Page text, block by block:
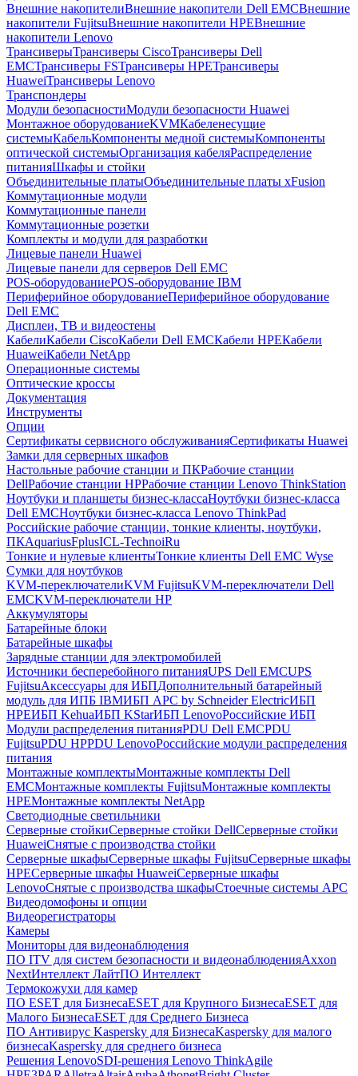
Внешние накопителиВнешние накопители Dell EMCВнешние
накопители FujitsuВнешние накопители HPEВнешние
накопители Lenovo
ТрансиверыТрансиверы CiscoТрансиверы Dell
EMCТрансиверы FSТрансиверы HPEТрансиверы
HuaweiТрансиверы Lenovo
Транспондеры
Модули безопасностиМодули безопасности Huawei
Монтажное оборудованиеKVMКабеленесущие
системыКабельКомпоненты медной системыКомпоненты
оптической системыОрганизация кабеляРаспределение
питанияШкафы и стойки
Объединительные платыОбъединительные платы xFusion
Коммутационные модули
Коммутационные панели
Коммутационные розетки
Комплекты и модули для разработки
Лицевые панели Huawei
Лицевые панели для серверов Dell EMC
POS-оборудованиеPOS-оборудование IBM
Периферийное оборудованиеПериферийное оборудование
Dell EMC
Дисплеи, ТВ и видеостены
КабелиКабели CiscoКабели Dell EMCКабели HPEКабели
HuaweiКабели NetApp
Операционные системы
Оптические кроссы
Документация
Инструменты
Опции
Сертификаты сервисного обслуживанияСертификаты Huawei
Замки для серверных шкафов
Настольные рабочие станции и ПКРабочие станции
DellРабочие станции HPРабочие станции Lenovo ThinkStation
Ноутбуки и планшеты бизнес-классаНоутбуки бизнес-класса
Dell EMCНоутбуки бизнес-класса Lenovo ThinkPad
Российские рабочие станции, тонкие клиенты, ноутбуки,
ПКAquariusFplusICL-TechnoiRu
Тонкие и нулевые клиентыТонкие клиенты Dell EMC Wyse
Сумки для ноутбуков
KVM-переключателиKVM FujitsuKVM-переключатели Dell
EMCKVM-переключатели HP
Аккумуляторы
Батарейные блоки
Батарейные шкафы
Зарядные станции для электромобилей
Источники бесперебойного питанияUPS Dell EMCUPS
FujitsuАксессуары для ИБПДополнительный батарейный
модуль для ИПБ IBMИБП APC by Schneider ElectricИБП
HPEИБП KehuaИБП KStarИБП LenovoРоссийские ИБП
Модули распределения питанияPDU Dell EMCPDU
FujitsuPDU HPPDU LenovoРоссийские модули распределения
питания
Монтажные комплектыМонтажные комплекты Dell
EMCМонтажные комплекты FujitsuМонтажные комплекты
HPEМонтажные комплекты NetApp
Светодиодные светильники
Серверные стойкиСерверные стойки DellСерверные стойки
HuaweiСнятые с производства стойки
Серверные шкафыСерверные шкафы FujitsuСерверные шкафы
HPEСерверные шкафы HuaweiСерверные шкафы
LenovoСнятые с производства шкафыСтоечные системы APC
Видеодомофоны и опции
Видеорегистраторы
Камеры
Мониторы для видеонаблюдения
ПО ITV для систем безопасности и видеонаблюденияAxxon
NextИнтеллект ЛайтПО Интеллект
Термокожухи для камер
ПО ESET для БизнесаESET для Крупного БизнесаESET для
Малого БизнесаESET для Среднего Бизнеса
ПО Антивирус Kaspersky для БизнесаKaspersky для малого
бизнесаKaspersky для среднего бизнеса
Решения LenovoSDI-решения Lenovo ThinkAgile